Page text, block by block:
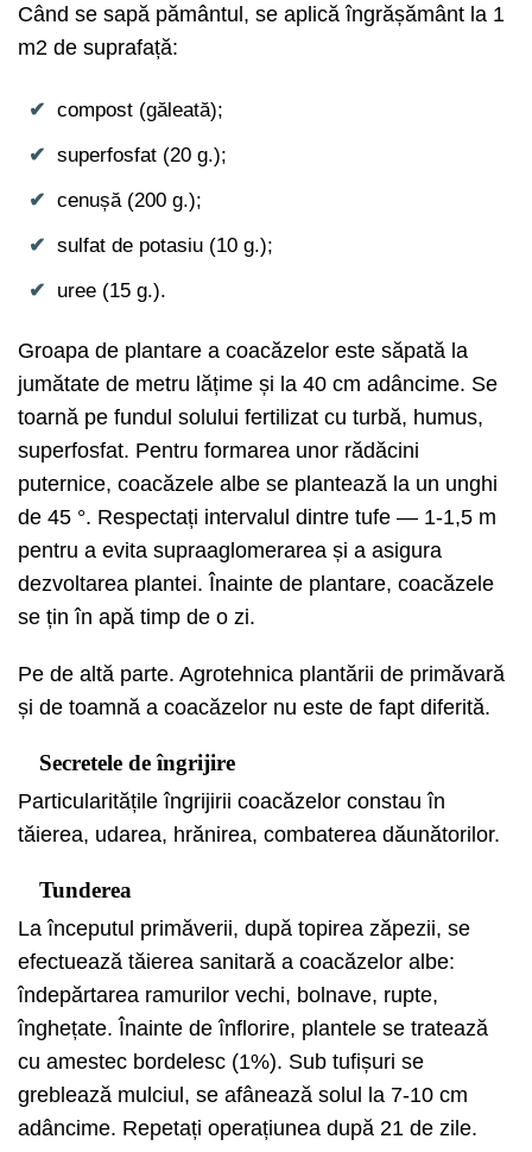
Când se sapă pământul, se aplică îngrășământ la 1
m2 de suprafață:
compost (găleată);
superfosfat (20 g.);
cenușă (200 g.);
sulfat de potasiu (10 g.);
uree (15 g.).
Groapa de plantare a coacăzelor este săpată la
jumătate de metru lățime și la 40 cm adâncime. Se
toarnă pe fundul solului fertilizat cu turbă, humus,
superfosfat. Pentru formarea unor rădăcini
puternice, coacăzele albe se plantează la un unghi
de 45 °. Respectați intervalul dintre tufe — 1-1,5 m
pentru a evita supraaglomerarea și a asigura
dezvoltarea plantei. Înainte de plantare, coacăzele
se țin în apă timp de o zi.
Pe de altă parte. Agrotehnica plantării de primăvară
și de toamnă a coacăzelor nu este de fapt diferită.
Secretele de îngrijire
Particularitățile îngrijirii coacăzelor constau în
tăierea, udarea, hrănirea, combaterea dăunătorilor.
Tunderea
La începutul primăverii, după topirea zăpezii, se
efectuează tăierea sanitară a coacăzelor albe:
îndepărtarea ramurilor vechi, bolnave, rupte,
înghețate. Înainte de înflorire, plantele se tratează
cu amestec bordelesc (1%). Sub tufișuri se
greblează mulciul, se afânează solul la 7-10 cm
adâncime. Repetați operațiunea după 21 de zile.